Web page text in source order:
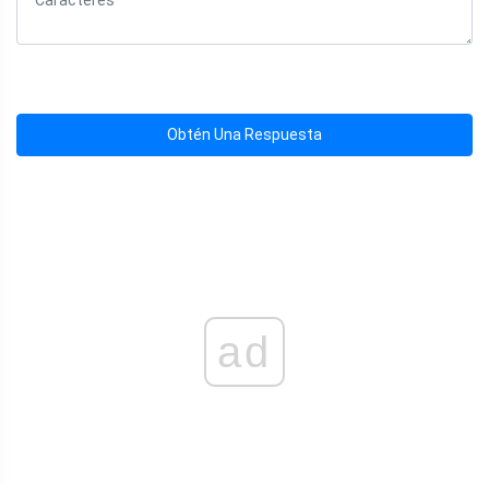
Obtén Una Respuesta
ad